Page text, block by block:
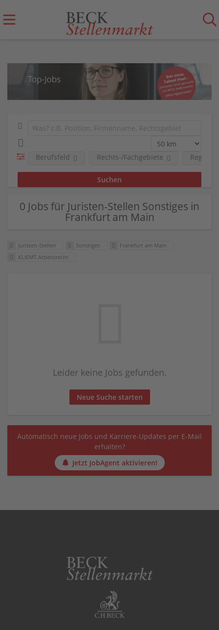
Berufsfeld Rechts-/Fachgebiete Region
0 Jobs für Juristen-Stellen Sonstiges in
Frankfurt am Main
Juristen-Stellen Sonstiges
Frankfurt am Main
KLIEMT.Arbeitsrecht
Leider keine Jobs gefunden.
Neue Suche starten
Automatisch neue Jobs und Karriere-Updates per E-Mail
erhalten?
Jetzt JobAgent aktivieren!